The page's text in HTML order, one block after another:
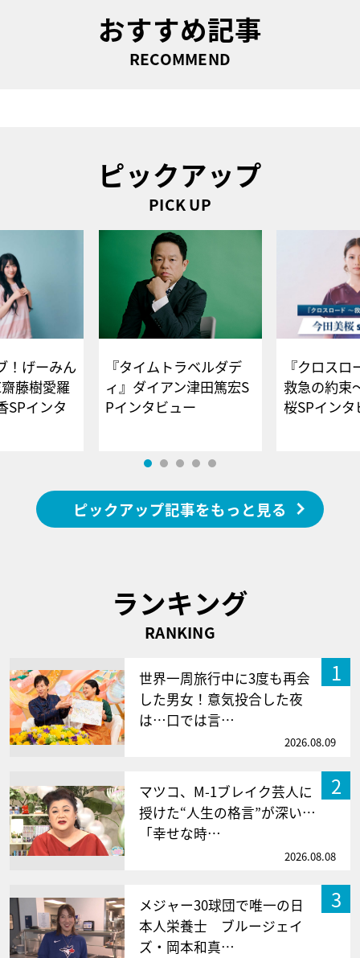
おすすめ記事
RECOMMEND
ピックアップ
PICK UP
！げーみん
藤樹愛羅
SPインタ
『タイムトラベルダデ
ィ』ダイアン津田篤宏S
Pインタビュー
『クロス
救急の約束
桜SPイ
ピックアップ記事をもっと見る
ランキング
RANKING
1
世界一周旅行中に3度も再会
した男女！意気投合した夜
は…口では言…
2026.08.09
2
マツコ、M-1ブレイク芸人に
授けた“人生の格言”が深い…
「幸せな時…
2026.08.08
3
メジャー30球団で唯一の日
本人栄養士 ブルージェイ
ズ・岡本和真…